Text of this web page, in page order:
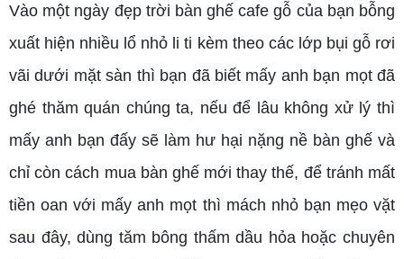
Vào một ngày đẹp trời bàn ghế cafe gỗ của bạn bỗng
xuất hiện nhiều lổ nhỏ li ti kèm theo các lớp bụi gỗ rơi
vãi dưới mặt sàn thì bạn đã biết mấy anh bạn mọt đã
ghé thăm quán chúng ta, nếu để lâu không xử lý thì
mấy anh bạn đấy sẽ làm hư hại nặng nề bàn ghế và
chỉ còn cách mua bàn ghế mới thay thế, để tránh mất
tiền oan với mấy anh mọt thì mách nhỏ bạn mẹo vặt
sau đây, dùng tăm bông thấm dầu hỏa hoặc chuyên